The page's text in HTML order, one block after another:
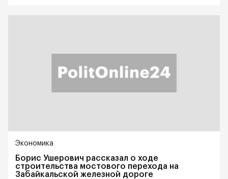
Экономика
Борис Ушерович рассказал о ходе
строительства мостового перехода на
Забайкальской железной дороге